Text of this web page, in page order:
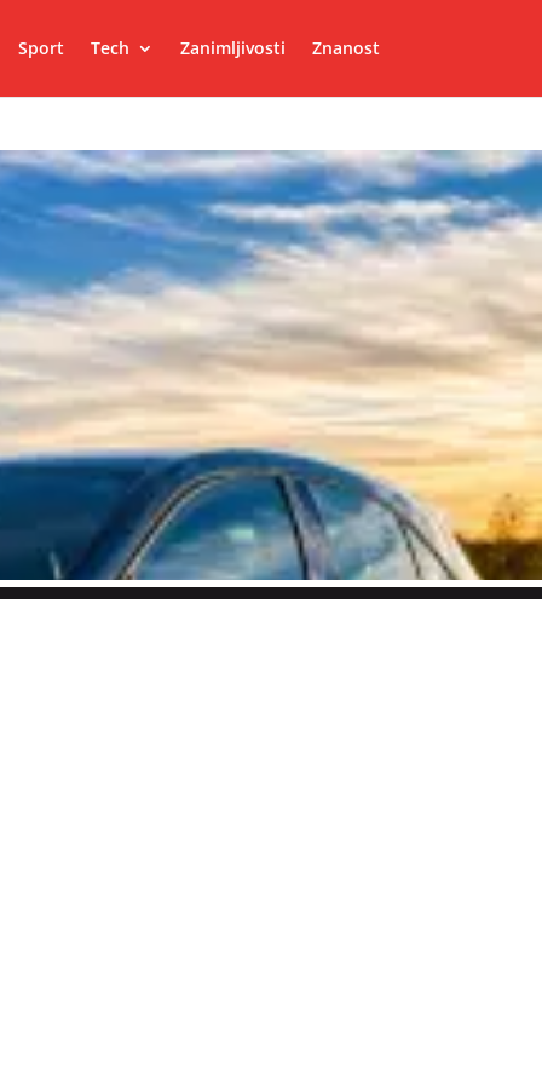
Sport Tech Zanimljivosti Znanost